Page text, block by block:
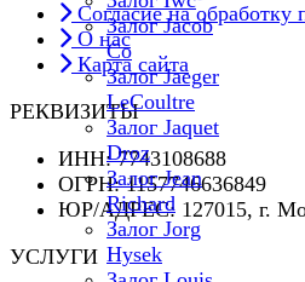
Залог Jacob
Co
Залог Jaeger
LeCoultre
Залог Jaquet
Droz
Залог Jean
Richard
Залог Jorg
Hysek
Согласие на
О нас
Карта сайта
РЕКВИЗИТЫ
ИНН: 7743108688
ОГРН: 1157746636849
ЮР/АДРЕС: 127015, г.
УСЛУГИ